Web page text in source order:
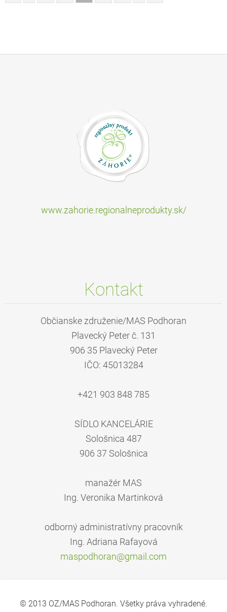
www.zahorie.regionalneprodukty.sk/
Kontakt
Občianske združenie/MAS Podhoran
Plavecký Peter č. 131
906 35 Plavecký Peter
IČO: 45013284
+421 903 848 785
SÍDLO KANCELÁRIE
Sološnica 487
906 37 Sološnica
manažér MAS
Ing. Veronika Martinková
odborný administratívny pracovník
Ing. Adriana Rafayová
maspodhoran@gmai l.com
© 2013 OZ/MAS Podhoran. Všetky práva vyhradené.